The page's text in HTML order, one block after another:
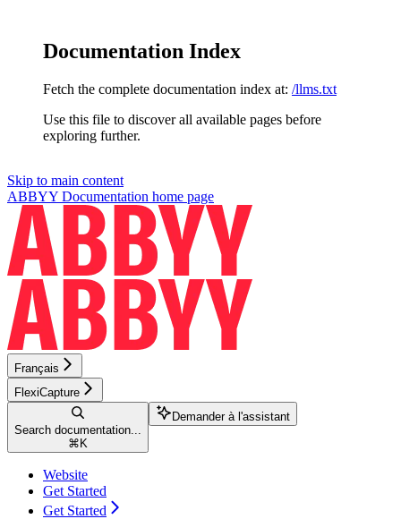
Documentation Index
Fetch the complete documentation index at: /llms.txt
Use this file to discover all available pages before
exploring further.
Skip to main content
ABBYY Documentation home page
Français
FlexiCapture
Search documentation...
⌘ K
Demander à l'assistant
Website
Get Started
Get Started